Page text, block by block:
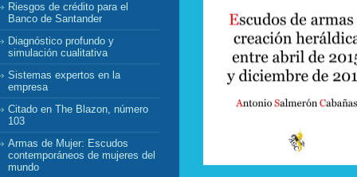
Riesgos de crédito para el
Banco de Santander
Diagnóstico profundo y
simulación cualitativa
Sistemas expertos en la
empresa
Citado en The Blazon, número
103
Armas de Mujer: Escudos
contemporáneos de mujeres del
mundo